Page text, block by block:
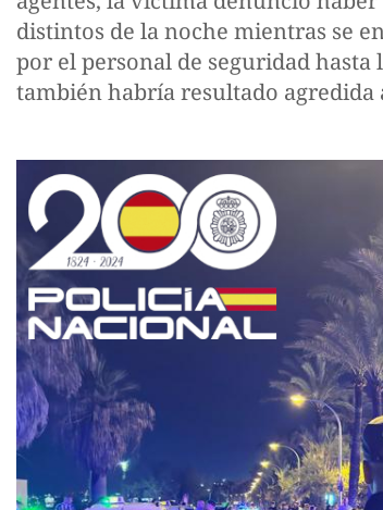
distintos de la noche mientras se
por el personal de seguridad
también habría resultado